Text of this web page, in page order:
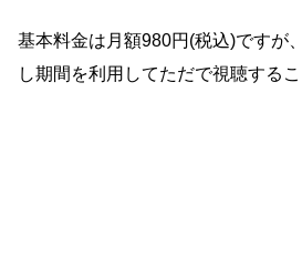
基本料金は月額980円(税込)ですが
し期間を利用してただで視聴するこ